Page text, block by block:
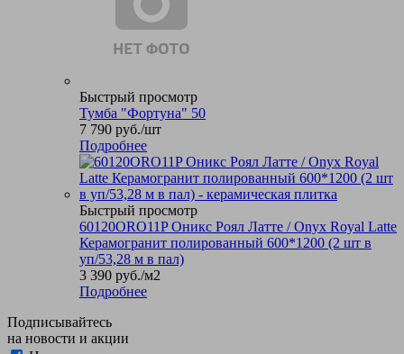
Быстрый просмотр
Тумба "Фортуна" 50
7 790 руб./шт
Подробнее
Быстрый просмотр
60120ORO11P Оникс Роял Латте / Onyx Royal Latte
Керамогранит полированный 600*1200 (2 шт в
уп/53,28 м в пал)
3 390 руб./м2
Подробнее
Подписывайтесь
на новости и акции